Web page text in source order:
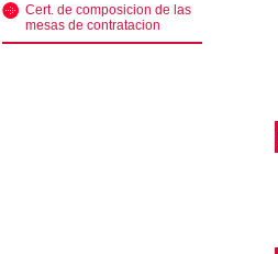
Cert. de composicion de las
mesas de contratacion